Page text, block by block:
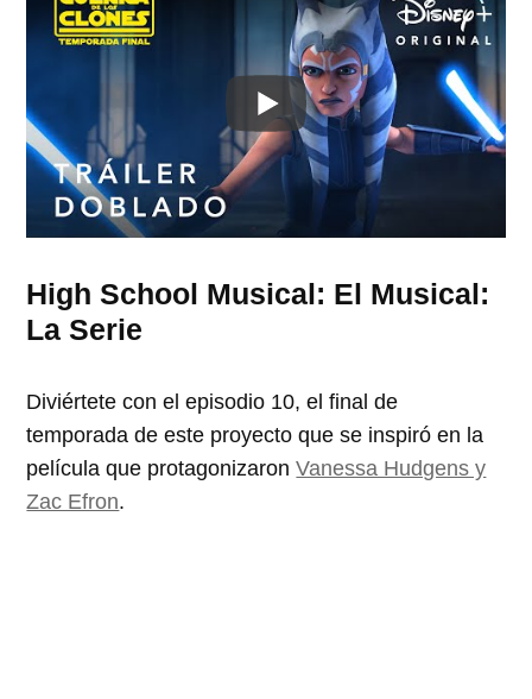
High School Musical: El Musical:
La Serie
Diviértete con el episodio 10, el final de
temporada de este proyecto que se inspiró en la
película que protagonizaronVanessa Hudgens y
Zac Efron.